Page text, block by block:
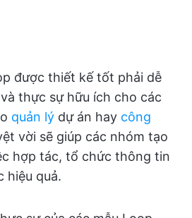
được thiết kế tốt phải dễ
thực sự hữu ích cho các
quản lý dự án hay công
vời sẽ giúp các nhóm tạo
hợp tác, tổ chức thông tin
hiệu quả.